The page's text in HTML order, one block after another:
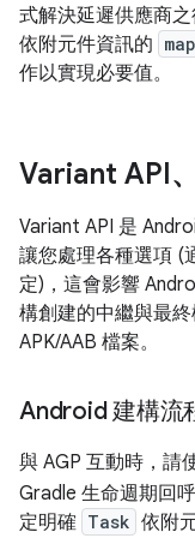
式解決延遲供應商
依附元件資訊的
作以實現必要值。
Variant API
Variant API 是
讓您處理各種選項 (
定)，這會影響
構創建的中繼與最
APK/AAB 檔案。
Android 建構流
與 AGP 互動時，請
Gradle 生命週期回
定明確 Task 依附